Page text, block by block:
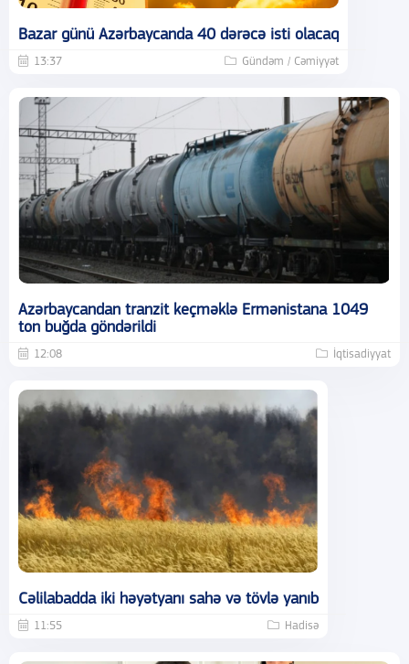
Bazar günü Azərbaycanda 40 dərəcə isti olacaq
13:37 Gündəm / Cəmiyyət
Azərbaycandan tranzit keçməklə Ermənistana 1049
ton buğda göndərildi
12:08 İqtisadiyyat
Cəlilabadda iki həyətyanı sahə və tövlə yanıb
11:55 Hadisə